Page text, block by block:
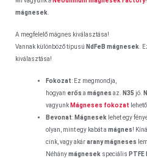
mágnesek
A megfelelő mágnes kiválasztása!
Vannak különböző típusú NdFeB mágnesek
.
kiválasztása!
Fokozat: Ez megmondja,
hogyan erős amágnes az. N35 jó.
vagyunk Mágneses fokozat
Bevonat: Mágnesek lehet egy
olyan, mint egy kabát amágnes!
cink, vagy akárarany mágneses
Néhánymágnesek speciális